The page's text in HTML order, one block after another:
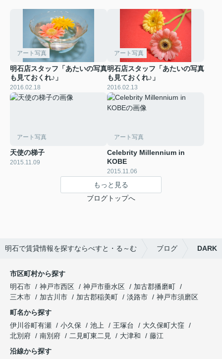
アート写真
明石店スタッフ「あたいの写真
も見ておくれ♪」
2016.02.18
アート写真
明石店スタッフ「あたいの写真
も見ておくれ♪」
2016.02.13
アート写真
天使の梯子
2015.11.09
アート写真
Celebrity Millennium in
KOBE
2015.11.06
もっと見る
ブログトップへ
明石で賃貸情報を探すならべすと・る～む ブログ DARK
市区町村から探す
明石市
神戸市西区 神戸市垂水区
加古郡播磨町
三木市
加古川市 加古郡稲美町 淡路市
神戸市須磨区
町名から探す
伊川谷町有瀬
小久保 池上 王塚台
大久保町大窪
北別府
南別府 二見町東二見 大津和
藤江
沿線から探す